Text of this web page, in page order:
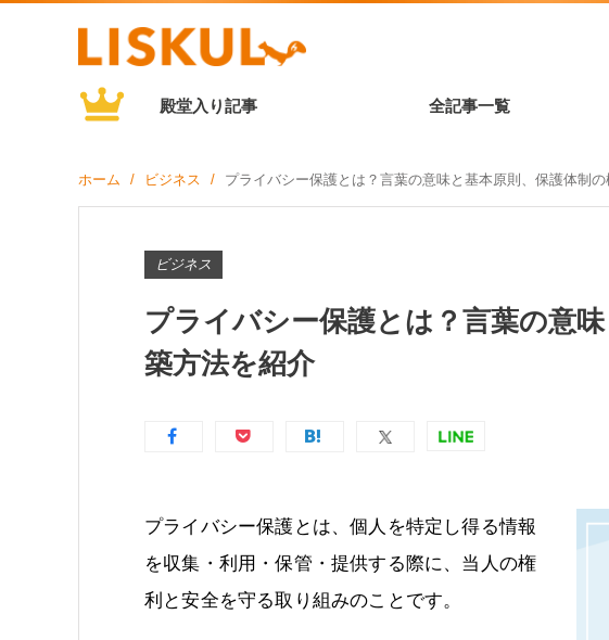
殿堂入り記事 全記事一覧
ホーム ビジネス プライバシー保護とは？言葉の意味と基本原則、保護体制
ビジネス
プライバシー保護とは？言葉の意
築方法を紹介
プライバシー保護とは、個人を特定し得る情報
を収集・利用・保管・提供する際に、当人の権
利と安全を守る取り組みのことです。